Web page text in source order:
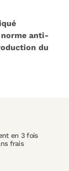
norme anti-
du
en 3 fois
frais